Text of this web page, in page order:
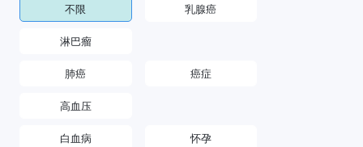
不限
乳腺癌
淋巴瘤
肺癌 癌症
高血压
白血病 怀孕